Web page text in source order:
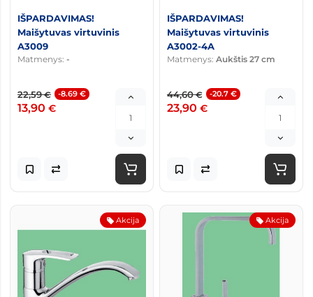
IŠPARDAVIMAS!
Maišytuvas virtuvinis
A3009
Matmenys: -
22,59€ -8.69 €
13,90 €
IŠPARDAVIMAS!
Maišytuvas virtuvinis
A3002-4A
Matmenys: Aukštis 27 cm
44,60€ -20.7 €
23,90 €
Akcija Akcija